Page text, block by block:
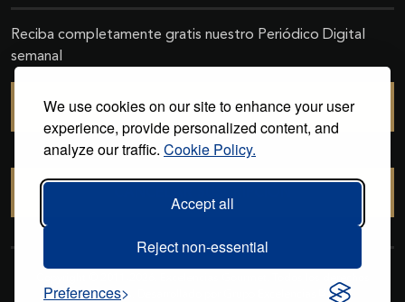
We use cookies on our site to enhance your user
experience, provide personalized content, and
analyze our traffic. Cookie Policy.
Accept all
Reject non-essential
Preferences
Reciba completamente gratis nuestro Periódico Digital
semanal
SUSCRIBIRSE
reservados. Desarrollado por